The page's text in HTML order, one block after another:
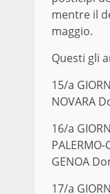
mentre il
maggio.
Questi gli
15/a
NOVARA
16/a
GENOA
17/a